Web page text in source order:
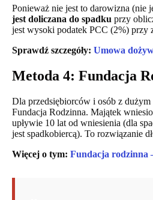
Ponieważ nie jest to darowizna (nie
jest doliczana do spadku przy
jest wysoki podatek PCC (2%) przy
Sprawdź szczegóły: Umowa
Metoda 4: Fundacja
Dla przedsiębiorców i osób z
Fundacja Rodzinna. Majątek
upływie 10 lat od wniesienia (dla
jest spadkobiercą). To rozwiązanie
Więcej o tym: Fundacja rodzinna